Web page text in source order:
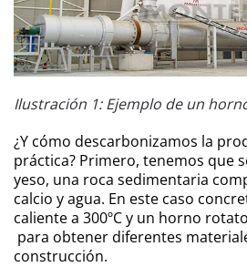
Ilustración 1: Ejemplo de un
¿Y cómo descarbonizamos la
práctica? Primero, tenemos que
yeso, una roca sedimentaria
calcio y agua. En este caso
caliente a 300ºC y un horno
para obtener diferentes
construcción.